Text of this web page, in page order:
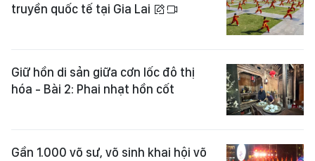
truyền quốc tế tại Gia Lai
Giữ hồn di sản giữa cơn lốc đô thị
hóa - Bài 2: Phai nhạt hồn cốt
Gần 1.000 võ sư, võ sinh khai hội võ